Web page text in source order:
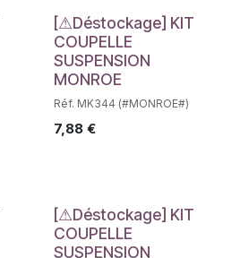
Déstockage
[⚠Déstockage] KIT
COUPELLE
SUSPENSION
MONROE
Réf. MK344 (#MONROE#)
7,88€
Déstockage
[⚠Déstockage] KIT
COUPELLE
SUSPENSION